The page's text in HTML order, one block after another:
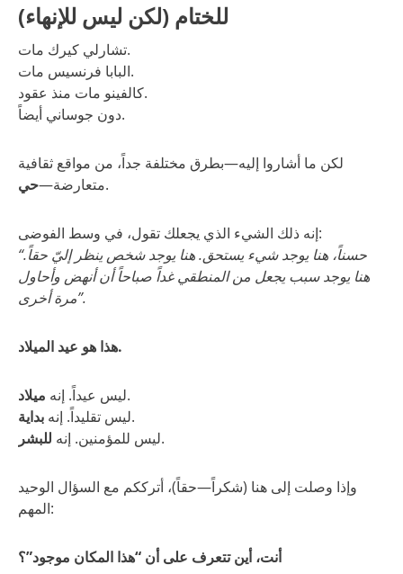
للختام (لكن ليس للإنهاء)
تشارلي كيرك مات.
البابا فرنسيس مات.
كالفينو مات منذ عقود.
دون جوساني أيضاً.
لكن ما أشاروا إليه—بطرق مختلفة جداً، من مواقع ثقافية
متعارضة—حي .
إنه ذلك الشيء الذي يجعلك تقول، في وسط الفوضى:
“حسناً، هنا يوجد شيء يستحق. هنا يوجد شخص ينظر إليّ حقاً.
هنا يوجد سبب يجعل من المنطقي غداً صباحاً أن أنهض وأحاول
مرة أخرى”.
هذا هو عيد الميلاد.
ليس عيداً. إنه ميلاد
.
ليس تقليداً. إنه بداية
.
ليس للمؤمنين. إنه للبشر .
وإذا وصلت إلى هنا (شكراً—حقاً)، أترككم مع السؤال الوحيد
المهم:
أنت، أين تتعرف على أن “هذا المكان موجود”؟